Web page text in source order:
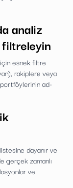
analiz
esnek filtre
rakiplere veya
ad-
dayanır ve
gerçek zamanlı
ve